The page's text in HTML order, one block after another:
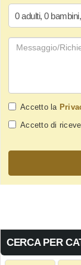
0 adulti, 0 bambini,
Accetto la
Accetto di
CERCA PER